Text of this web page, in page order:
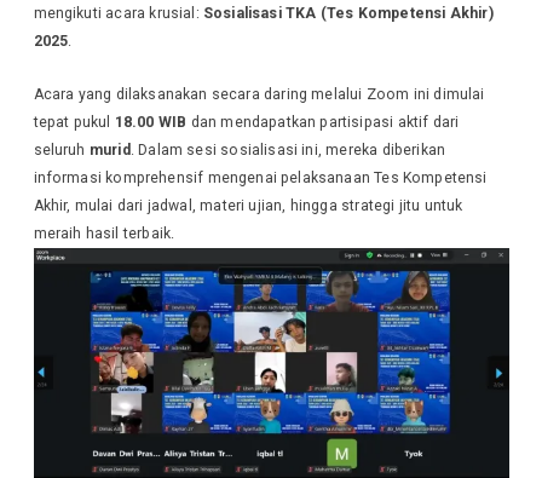
mengikuti acara krusial: Sosialisasi TKA (Tes Kompetensi Akhir)
2025.
Acara yang dilaksanakan secara daring melalui Zoom ini dimulai
tepat pukul 18.00 WIB dan mendapatkan partisipasi aktif dari
seluruh murid . Dalam sesi sosialisasi ini, mereka diberikan
informasi komprehensif mengenai pelaksanaan Tes Kompetensi
Akhir, mulai dari jadwal, materi ujian, hingga strategi jitu untuk
meraih hasil terbaik.